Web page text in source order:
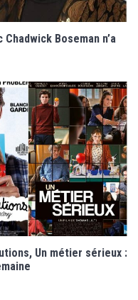
Boseman n’a
Un métier sérieux :